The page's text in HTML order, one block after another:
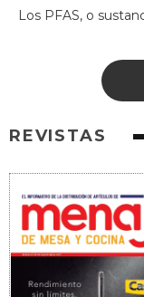
Los PFAS, o
REVISTAS